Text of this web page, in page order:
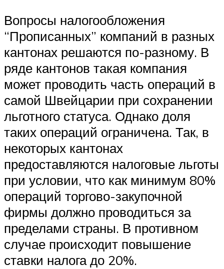
Вопросы налогообложения
“Прописанных” компаний в разных
кантонах решаются по-разному. В
ряде кантонов такая компания
может проводить часть операций в
самой Швейцарии при сохранении
льготного статуса. Однако доля
таких операций ограничена. Так, в
некоторых кантонах
предоставляются налоговые льготы
при условии, что как минимум 80%
операций торгово-закупочной
фирмы должно проводиться за
пределами страны. В противном
случае происходит повышение
ставки налога до 20%.